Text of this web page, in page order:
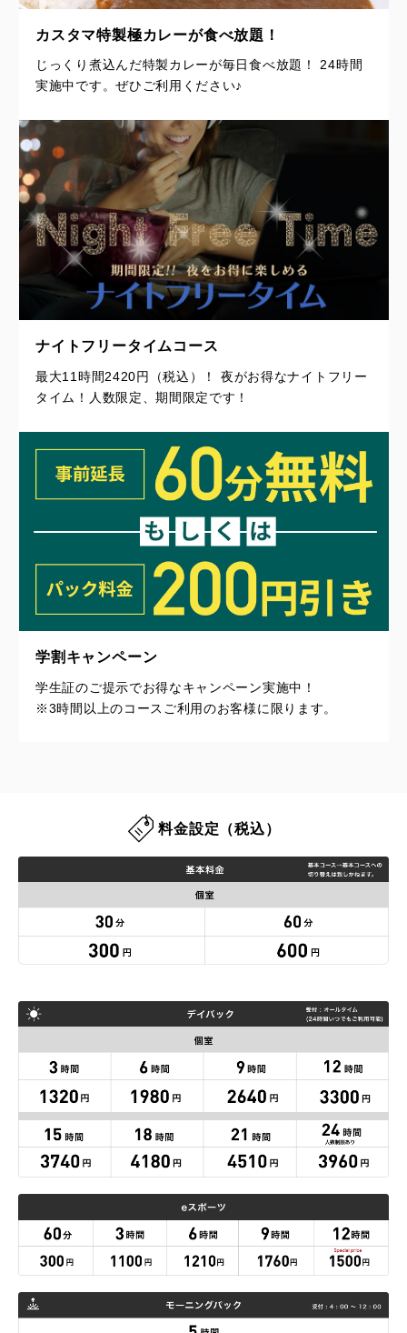
カスタマ特製極カレーが食べ放題！
じっくり煮込んだ特製カレーが毎日食べ放題！ 24時間
実施中です。ぜひご利用ください♪
ナイトフリータイムコース
最大11時間2420円（税込）！ 夜がお得なナイトフリー
タイム！人数限定、期間限定です！
学割キャンペーン
学生証のご提示でお得なキャンペーン実施中！
※3時間以上のコースご利用のお客様に限ります。
料金設定（税込）